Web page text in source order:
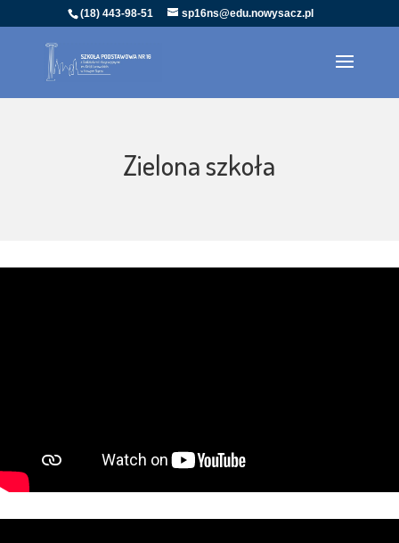
(18) 443-98-51 sp16ns@edu.nowysacz.pl
Zielona szkoła